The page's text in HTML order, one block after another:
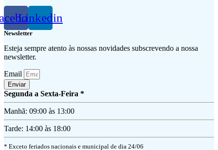
Linkedin
Newsletter
Esteja sempre atento às nossas novidades subscrevendo a nossa
newsletter.
Email
Enviar
Segunda a Sexta-Feira *
Manhã: 09:00 às 13:00
Tarde: 14:00 às 18:00
* Exceto feriados nacionais e municipal de dia 24/06